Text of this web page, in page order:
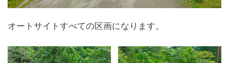
オートサイトすべての区画になります。